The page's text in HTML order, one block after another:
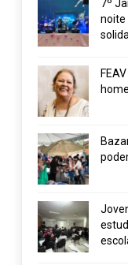
7º
noite